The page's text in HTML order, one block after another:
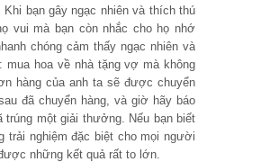
bạn gây ngạc nhiên và thích thú
vui mà bạn còn nhắc cho họ nhớ
chóng cảm thấy ngạc nhiên và
hoa về nhà tặng vợ mà không
hàng của anh ta sẽ được chuyển
đã chuyển hàng, và giờ hãy báo
một giải thưởng. Nếu bạn biết
trải nghiệm đặc biệt cho mọi người
những kết quả rất to lớn.